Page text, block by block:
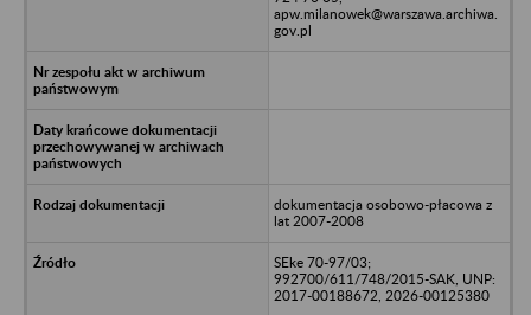
apw.milanowek@warszawa.archiwa.
gov.pl
dokumentacja osobowo-płacowa z
lat 2007-2008
SEke 70-97/03;
992700/611/748/2015-SAK, UNP:
2017-00188672, 2026-00125380